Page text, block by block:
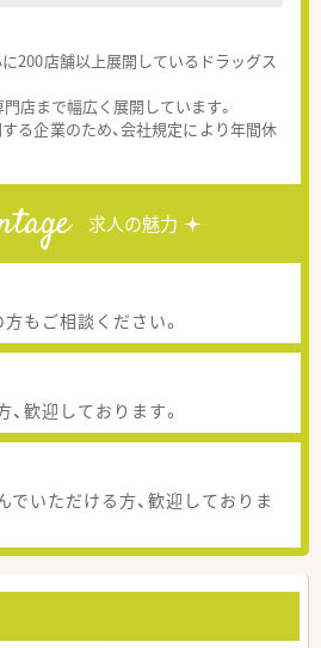
200店舗以上展開しているドラッグス
店まで幅広く展開しています。
る企業のため、会社規定により年間休
求人の魅力
もご相談ください。
歓迎しております。
でいただける方、歓迎しておりま